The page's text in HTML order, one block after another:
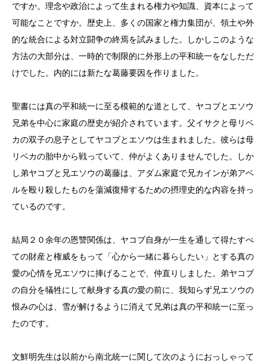
ですか。理念や政治によって生まれる権力や知識、資本によって
可能なことですか。歴史上、多くの国家と権力集団が、領土や外
的な統合による対立闘争の終焉を試みました。しかしこのような
方法の大部分は、一時的で制限的に外形上の平和統一をなしただ
けでした。内的には新たな葛藤要因を作りました。
聖書には真の平和統一に至る模範的な道として、ヤコブとエソウ
兄弟を中心に家庭の歴史が紹介されています。父イサクと母リベ
カの双子の息子としてヤコブとエソウは生まれました。彼らは母
リベカの胎中から戦っていて、仲がよくありませんでした。しか
し弟ヤコブと兄エソウの葛藤は、アダム家庭で兄カインが弟アベ
ルを殴り殺したものを蕩減復帰するための摂理史的な内容を持っ
ているのです。
結局２０余年の恩讐関係は、ヤコブ自身が一生を通して得たすべ
ての財産と権威をもって「心から一緒に暮らしたい」とする真の
愛の心情を兄エソウに捧げることで、仲直りしました。弟ヤコブ
の自分を犠牲にして献身する真の愛の前に、我知らず兄エソウの
恨みの心は、雪が解けるように消えて兄弟は真の平和統一に至っ
たのです。
文鮮明先生は以前から南北統一に関して次のようにおっしゃって